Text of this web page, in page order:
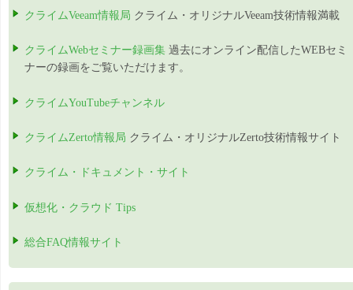
クライムVeeam情報局 クライム・オリジナルVeeam技術情報満載
クライムWebセミナー録画集 過去にオンライン配信したWEBセミ
ナーの録画をご覧いただけます。
クライムYouTubeチャンネル
クライムZerto情報局 クライム・オリジナルZerto技術情報サイト
クライム・ドキュメント・サイト
仮想化・クラウド Tips
総合FAQ情報サイト